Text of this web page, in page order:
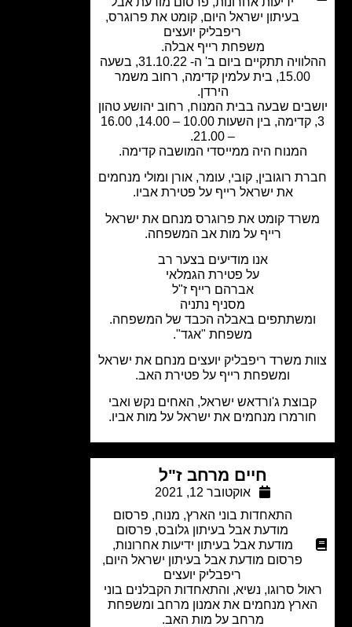
בעיתון ישראל היום,קומט את פרוגרס ,
ריפבליק יועצים
משפחת רייף אבלה.
ההלוויה תתקיים ביום ב' ה- 31.10.22, בשעה
15.00, בית עלמין קדימה, רחוב משמר
שבעה בבית המנוח, רחוב יהושע טהון
3, קדימה, בין השעות 10.00 – 14.00, 16.00
המנוח היה ממייסדי המושבה קדימה.
רוגובין, קובי, עומר, אורן ומולי מנחמים
את ישראל רייף על פטירת אביו.
קומט את פרוגרס מנחם את ישראל
רייף על מות אב המשפחה.
אנו מודיעים בצער רב
על פטירת הגמלאי
אברהם רייף ז"ל
מסניף נתניה
באבלה הכבד של המשפחה.
משפחת "אגד".
משרד ריפבליק יועצים מנחם את ישראל
ומשפחת רייף על פטירת האב.
ג'ורדאש ישראל, האחים נקש ואבי
מנחמים את ישראל על מות אביו.
חיים מרחב ז"ל
אוקטובר 12, 2021
התאחדות בוני הארץ,מנוח,פרסום
מודעת אבל בעיתון גלובס, פרסום
מודעת אבל בעיתון ידיעות אחרונות,
פרסום מודעת אבל בעיתון ישראל היום,
ריפבליק יועצים
סרוגו, נשיא, והתאחדות הקבלנים בוני
מנחמים את אמנון מרחב ומשפחת
מרחב על מות האב.